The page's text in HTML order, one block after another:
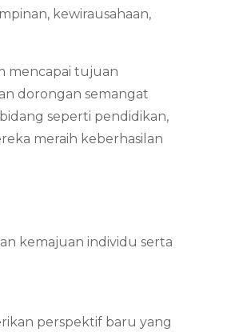
kewirausahaan,
mencapai tujuan
dorongan semangat
seperti pendidikan,
meraih keberhasilan
kemajuan individu serta
perspektif baru yang